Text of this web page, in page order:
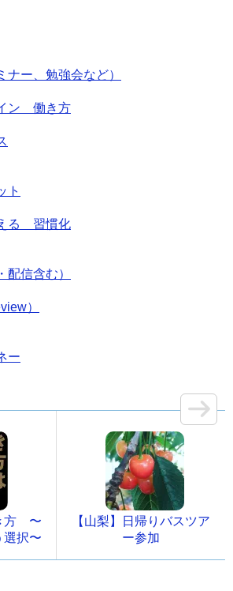
ナー、勉強会など）
ン 働き方
ト
る 習慣化
配信含む）
）
ー
方 〜
選択〜
【山梨】日帰りバスツア
ー参加